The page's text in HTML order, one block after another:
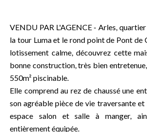
VENDU PAR L'AGENCE - Arles,
la tour Luma et le rond point de Pont de
lotissement calme, découvrez cette
bonne construction, très bien
550m² piscinable.
Elle comprend au rez de chaussé une
son agréable pièce de vie traversante et
espace salon et salle à manger,
entièrement équipée.